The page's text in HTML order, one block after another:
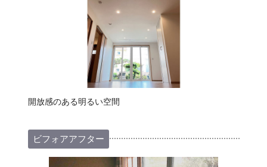
開放感のある明るい空間
ビフォアアフター